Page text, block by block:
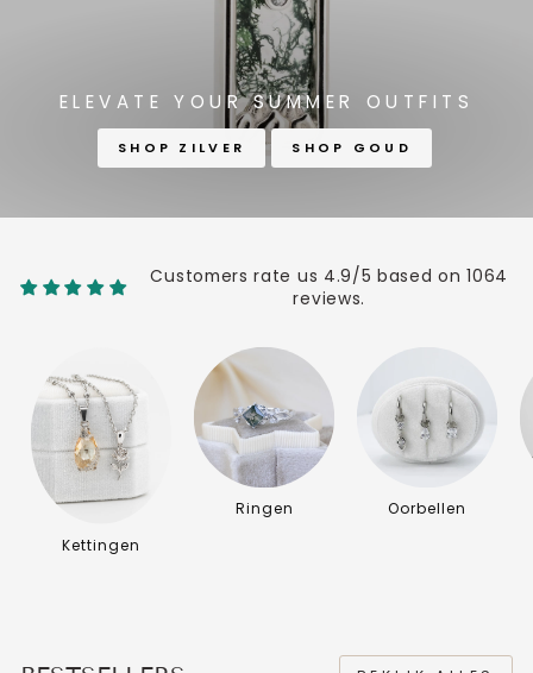
ELEVATE YOUR SUMMER OUTFITS
SHOP ZILVER SHOP GOUD
Customers rate us 4.9/5 based on 1064
reviews.
Kettingen
Ringen Oorbellen